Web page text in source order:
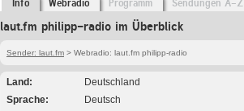
Info Webradio Programm Sendungen A-Z
laut.fm philipp-radio im Überblick
Sender: laut.fm > Webradio: laut.fm philipp-radio
Land
Deutschland
Sprache
Deutsch